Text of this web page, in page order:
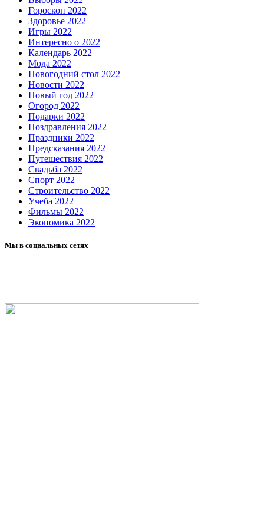
Гороскоп 2022
Здоровье 2022
Игры 2022
Интересно о 2022
Календарь 2022
Мода 2022
Новогодний стол 2022
Новости 2022
Новый год 2022
Огород 2022
Подарки 2022
Поздравления 2022
Праздники 2022
Предсказания 2022
Путешествия 2022
Свадьба 2022
Спорт 2022
Строительство 2022
Учеба 2022
Фильмы 2022
Экономика 2022
Мы в социальных сетях